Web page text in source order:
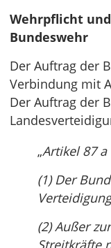
Wehrpflicht
Bundeswehr
Der Auftrag der
Verbindung mit
Der Auftrag der
„Artikel 87 a
(1) Der
(2) Außer
Streitkräfte